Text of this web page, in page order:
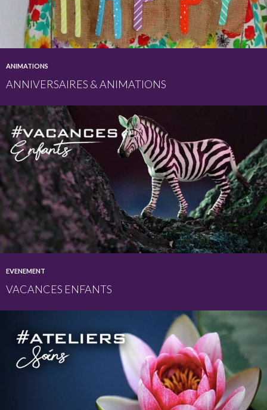
ANIMATIONS
ANNIVERSAIRES & ANIMATIONS
EVENEMENT
VACANCES ENFANTS